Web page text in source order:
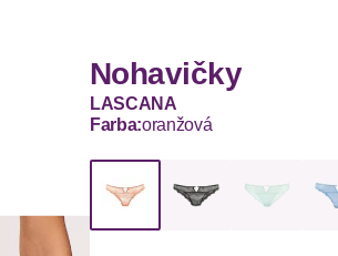
Nohavičky
LASCANA
Farba:oranžová